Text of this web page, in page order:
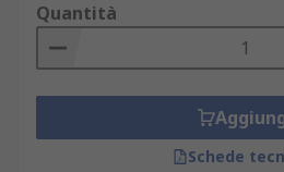
Quantità
Schede